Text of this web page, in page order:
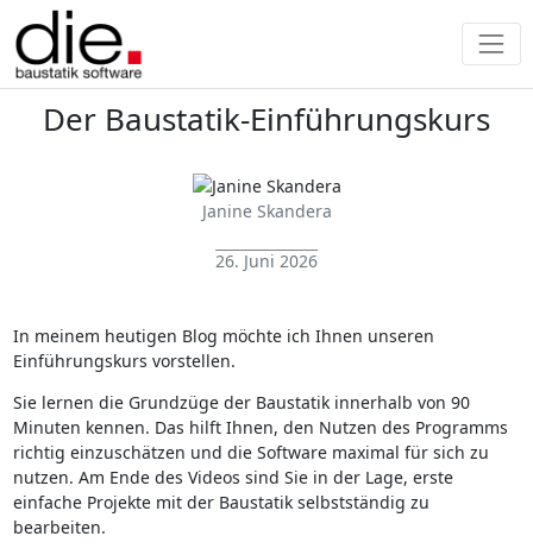
Der Baustatik-Einführungskurs
Janine Skandera
26. Juni 2026
In meinem heutigen Blog möchte ich Ihnen unseren
Einführungskurs vorstellen.
Sie lernen die Grundzüge der Baustatik innerhalb von 90
Minuten kennen. Das hilft Ihnen, den Nutzen des Programms
richtig einzuschätzen und die Software maximal für sich zu
nutzen. Am Ende des Videos sind Sie in der Lage, erste
einfache Projekte mit der Baustatik selbstständig zu
bearbeiten.